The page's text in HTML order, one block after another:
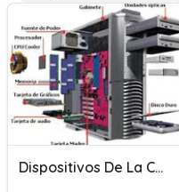
Dispositivos De La Computadora